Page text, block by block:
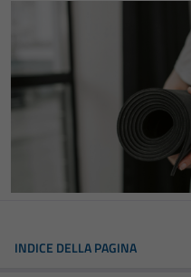
INDICE DELLA PAGINA